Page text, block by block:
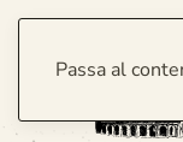
Passa al